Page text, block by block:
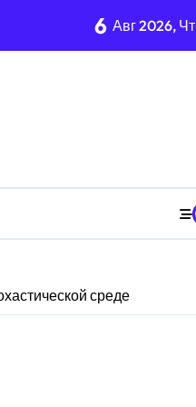
6 Авг 2026, Чт
среде